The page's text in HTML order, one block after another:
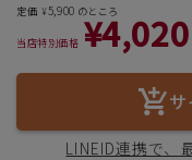
定価 ¥5,900 のところ
当店特別価格 ¥4,020
LINEID連携で、